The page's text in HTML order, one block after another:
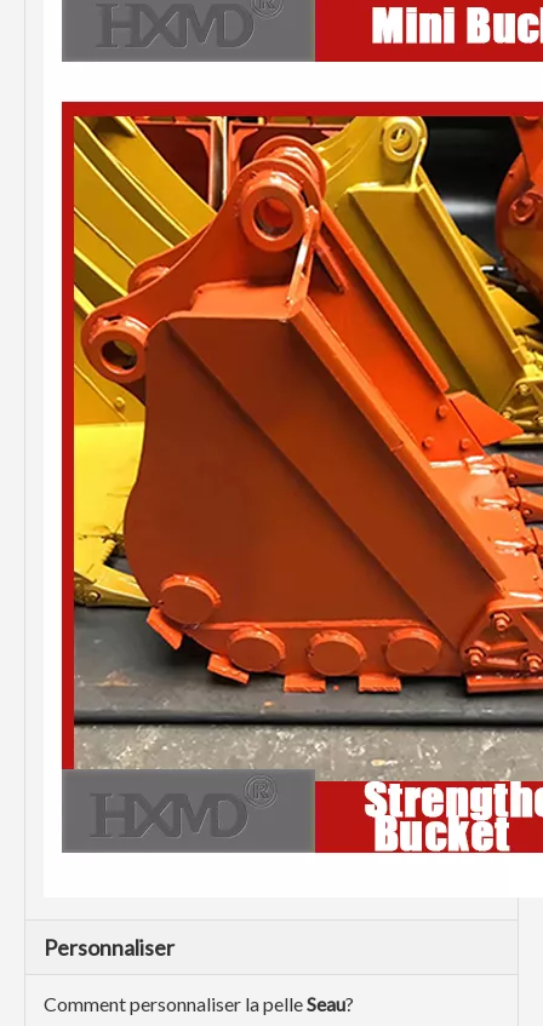
Personnaliser
Comment personnaliser la pelleSeau?